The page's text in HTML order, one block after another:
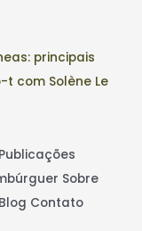
principais
t com Solène Le
Sobre
Contato